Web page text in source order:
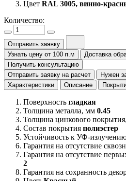
Цвет RAL 3005, винно-
Количество:
Отправить заявку
Узнать цену от 100 п.м
Доставка
Получить консультацию
Отправить заявку на расчет
Нужен
Характеристики
Описание
Поверхность гладкая
Толщина металла, мм 0.45
Толщина цинкового
Состав покрытия полиэстер
Устойчивость к УФ-
Гарантия на отсутствие
Гарантия на отсутствие
2
Гарантия на сохранность